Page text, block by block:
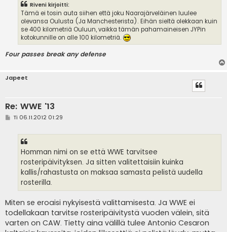
Riveni kirjoitti:
Tämä ei tosin auta siihen että joku Naarajärveläinen luulee
olevansa Oulusta (Ja Manchesterista). Eihän sieltä olekkaan kuin
se 400 kilometriä Ouluun, vaikka tämän pahamaineisen JYPin
kotokunnille on alle 100 kilometriä.
Four passes break any defense
Japeet
Re: WWE '13
VTi 06.11.2012 01:29
Homman nimi on se että WWE tarvitsee
rosteripäivityksen. Ja sitten valitettaisiin kuinka
kallis/rahastusta on maksaa samasta pelistä uudella
rosterilla.
Miten se eroaisi nykyisestä valittamisesta. Ja WWE ei
todellakaan tarvitse rosteripäivitystä vuoden välein, sitä
varten on CAW. Tietty aina välillä tulee Antonio Cesaron